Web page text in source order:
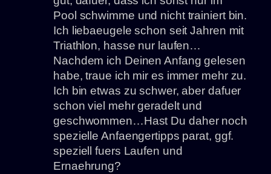
Pool schwimme und nicht trainiert bin.
Ich liebaeugele schon seit Jahren mit
Triathlon, hasse nur laufen…
Nachdem ich Deinen Anfang gelesen
habe, traue ich mir es immer mehr zu.
Ich bin etwas zu schwer, aber dafuer
schon viel mehr geradelt und
geschwommen…Hast Du daher noch
spezielle Anfaengertipps parat, ggf.
speziell fuers Laufen und
Ernaehrung?